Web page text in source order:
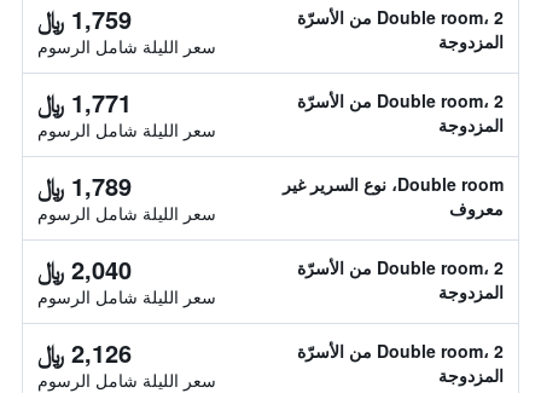
Double room، 2 من الأسرّة
المزدوجة
1,759 ﷼
سعر الليلة شامل الرسوم
Double room، 2 من الأسرّة
المزدوجة
1,771 ﷼
سعر الليلة شامل الرسوم
Double room، نوع السرير غير
معروف
1,789 ﷼
سعر الليلة شامل الرسوم
Double room، 2 من الأسرّة
المزدوجة
2,040 ﷼
سعر الليلة شامل الرسوم
Double room، 2 من الأسرّة
المزدوجة
2,126 ﷼
سعر الليلة شامل الرسوم